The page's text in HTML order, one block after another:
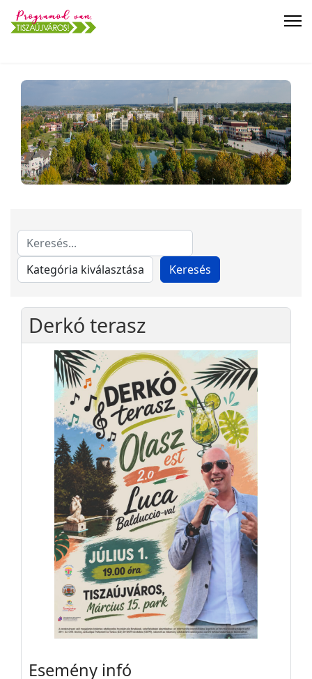
Derkó terasz
Esemény infó